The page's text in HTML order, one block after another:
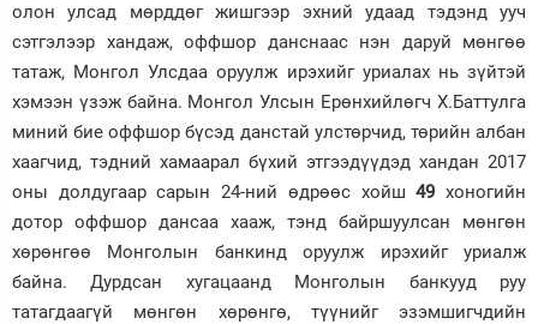
олон улсад мөрддөг жишгээр эхний удаад тэдэнд ууч
сэтгэлээр хандаж, оффшор данснаас нэн даруй мөнгөө
татаж, Монгол Улсдаа оруулж ирэхийг уриалах нь зүйтэй
хэмээн үзэж байна. Монгол Улсын Ерөнхийлөгч Х.Баттулга
миний бие оффшор бүсэд данстай улстөрчид, төрийн албан
хаагчид, тэдний хамаарал бүхий этгээдүүдэд хандан 2017
оны долдугаар сарын 24-ний өдрөөс хойш49 хоногийн
дотор оффшор дансаа хааж, тэнд байршуулсан мөнгөн
хөрөнгөө Монголын банкинд оруулж ирэхийг уриалж
байна. Дурдсан хугацаанд Монголын банкууд руу
татагдаагүй мөнгөн хөрөнгө, түүнийг эзэмшигчдийн